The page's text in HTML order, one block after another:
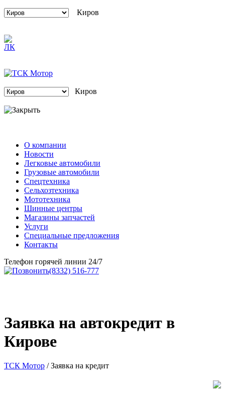
Новости
Легковые автомобили
Грузовые автомобили
Спецтехника
Сельхозтехника
Мототехника
Шинные центры
Магазины запчастей
Услуги
Специальные предложения
Контакты
(8332) 516-777
Заявка на автокредит в
Кирове